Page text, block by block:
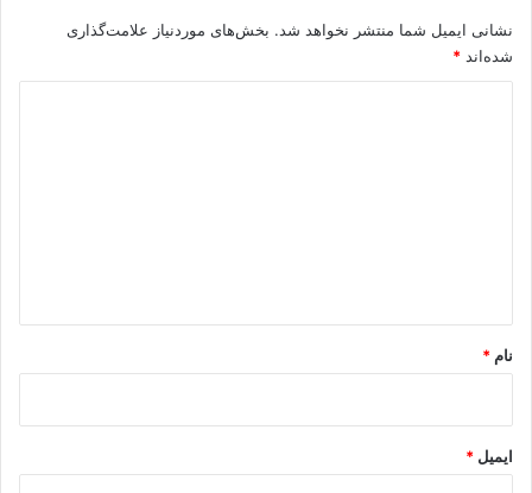
نشانی ایمیل شما منتشر نخواهد شد. بخش‌های موردنیاز علامت‌گذاری
شده‌اند *
نام *
ایمیل *